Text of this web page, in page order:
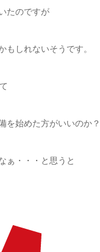
たのですが
しれないそうです。
始めた方がいいのか？
ぁ・・・と思うと